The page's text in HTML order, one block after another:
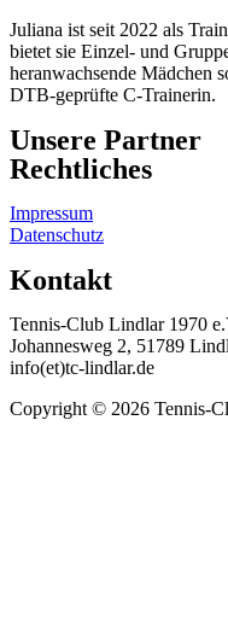
Juliana ist seit 2022 als
bietet sie Einzel- und
heranwachsende Mädchen
DTB-geprüfte C-Trainerin.
Unsere Partner
Rechtliches
Impressum
Datenschutz
Kontakt
Tennis-Club Lindlar 1970
Johannesweg 2, 51789
info(et)tc-lindlar.de
Copyright © 2026 Tennis-